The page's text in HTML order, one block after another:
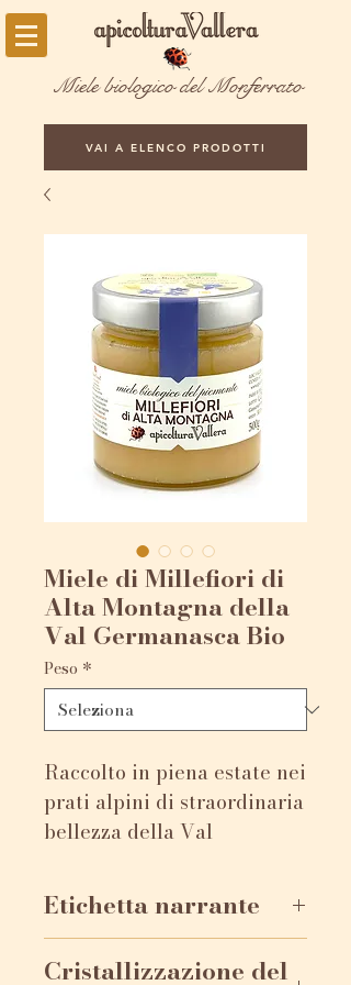
Miele biologico del Monferrato
VAI A ELENCO PRODOTTI
Miele di Millefiori di
Alta Montagna della
Val Germanasca Bio
Peso *
Raccolto in piena estate nei
prati alpini di straordinaria
bellezza della Val
1.700m, questo miele
deriva dal nettare dei
Etichetta narrante
Cristallizzazione del